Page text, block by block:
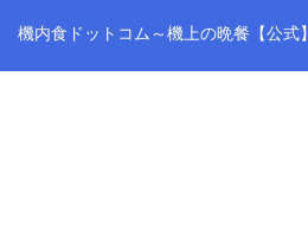
機内食ドットコム～機上の晩餐【公式】